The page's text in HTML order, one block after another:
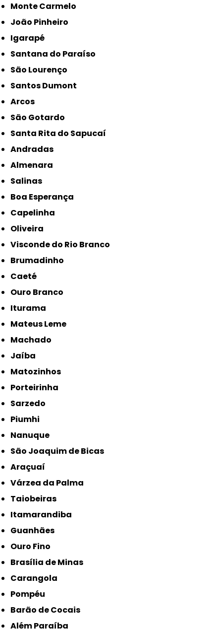
Monte Carmelo
João Pinheiro
Igarapé
Santana do Paraíso
São Lourenço
Santos Dumont
Arcos
São Gotardo
Santa Rita do Sapucaí
Andradas
Almenara
Salinas
Boa Esperança
Capelinha
Oliveira
Visconde do Rio Branco
Brumadinho
Caeté
Ouro Branco
Iturama
Mateus Leme
Machado
Jaíba
Matozinhos
Porteirinha
Sarzedo
Piumhi
Nanuque
São Joaquim de Bicas
Araçuaí
Várzea da Palma
Taiobeiras
Itamarandiba
Guanhães
Ouro Fino
Brasília de Minas
Carangola
Pompéu
Barão de Cocais
Além Paraíba